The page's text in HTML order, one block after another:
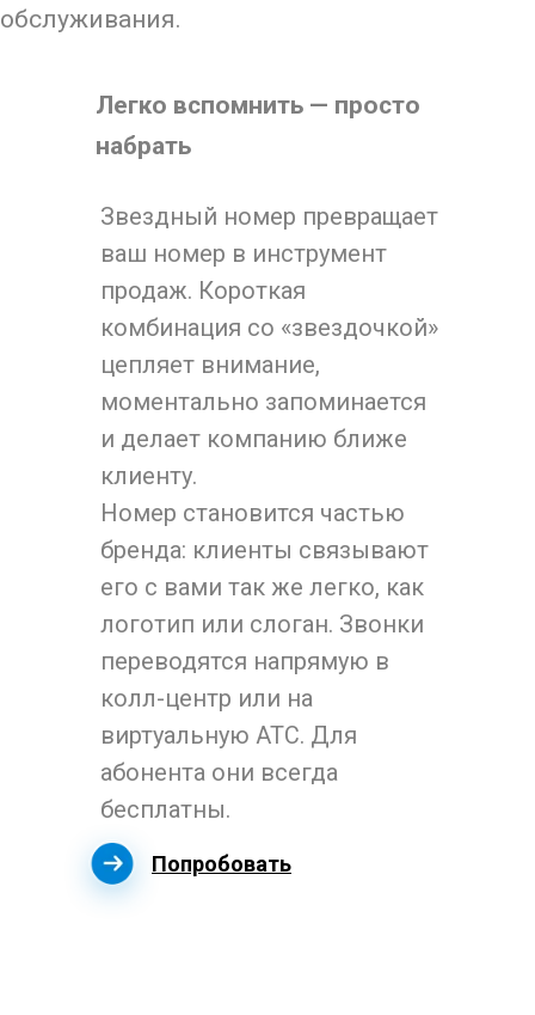
обслуживания.
Легко вспомнить — просто
набрать
Попробовать
Звездный номер превращает
ваш номер в инструмент
продаж. Короткая
комбинация со «звездочкой»
цепляет внимание,
моментально запоминается
и делает компанию ближе
клиенту.
Номер становится частью
бренда: клиенты связывают
его с вами так же легко, как
логотип или слоган. Звонки
переводятся напрямую в
колл-центр или на
виртуальную АТС. Для
абонента они всегда
бесплатны.